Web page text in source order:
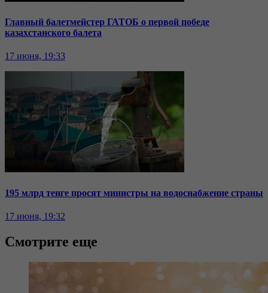
Главный балетмейстер ГАТОБ о первой победе
казахстанского балета
17 июня, 19:33
195 млрд тенге просят министры на водоснабжение страны
17 июня, 19:32
Смотрите еще